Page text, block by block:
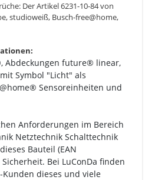
Der Artikel 6231-10-84 von
studioweiß, Busch-free@home,
Abdeckungen future® linear,
Symbol "Licht" als
Sensoreinheiten und
Anforderungen im Bereich
Netztechnik Schalttechnik
Bauteil (EAN
Bei LuConDa finden
dieses und viele